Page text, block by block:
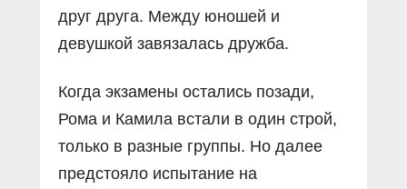
друг друга. Между юношей и
девушкой завязалась дружба.
Когда экзамены остались позади,
Рома и Камила встали в один строй,
только в разные группы. Но далее
предстояло испытание на